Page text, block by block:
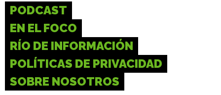
PODCAST
EN EL FOCO
RÍO DE INFORMACIÓN
POLÍTICAS DE PRIVACIDAD
SOBRE NOSOTROS